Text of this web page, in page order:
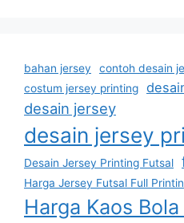
bahan jersey
contoh desain
costum jersey printing
desain jersey
desain jersey
Desain Jersey Printing Futsal
Harga Jersey Futsal Full
Harga Kaos